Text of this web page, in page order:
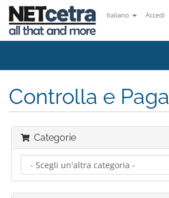
Italiano Accedi
Controlla e Paga
Categorie